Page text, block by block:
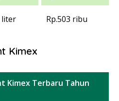
liter Rp.503 ribu
Kimex
Kimex Terbaru Tahun